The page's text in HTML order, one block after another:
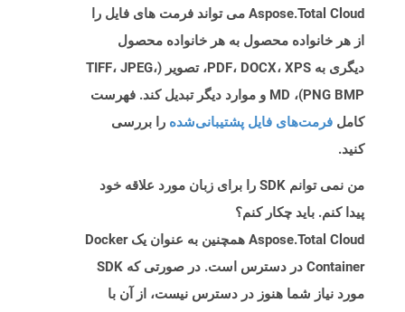
Aspose.Total Cloud می تواند فرمت های فایل را
از هر خانواده محصول به هر خانواده محصول
دیگری به PDF، DOCX، XPS، تصویر (TIFF، JPEG،
PNG BMP)، MD و موارد دیگر تبدیل کند. فهرست
کامل فرمت‌های فایل پشتیبانی‌شده را بررسی
کنید.
من نمی توانم SDK را برای زبان مورد علاقه خود
پیدا کنم. باید چکار کنم؟
Aspose.Total Cloud همچنین به عنوان یک Docker
Container در دسترس است. در صورتی که SDK
مورد نیاز شما هنوز در دسترس نیست، از آن با